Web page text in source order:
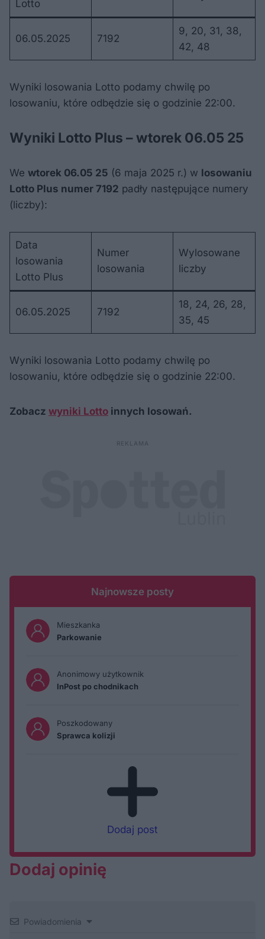
Lotto
06.05.2025 7192
9, 20, 31, 38,
42, 48
Wyniki losowania Lotto podamy chwilę po
losowaniu, które odbędzie się o godzinie 22:00.
Wyniki Lotto Plus – wtorek 06.05 25
We wtorek 06.05 25 (6 maja 2025 r.) w losowaniu
Lotto Plus numer 7192 padły następujące numery
(liczby):
Data
losowania
Lotto Plus
Numer
losowania
Wylosowane
liczby
06.05.2025 7192
18, 24, 26, 28,
35, 45
Wyniki losowania Lotto podamy chwilę po
losowaniu, które odbędzie się o godzinie 22:00.
Zobacz wyniki Lotto innych losowań.
Najnowsze posty
Mieszkanka
Parkowanie
Anonimowy użytkownik
InPost po chodnikach
Poszkodowany
Sprawca kolizji
Dodaj post
Dodaj opinię
Powiadomienia